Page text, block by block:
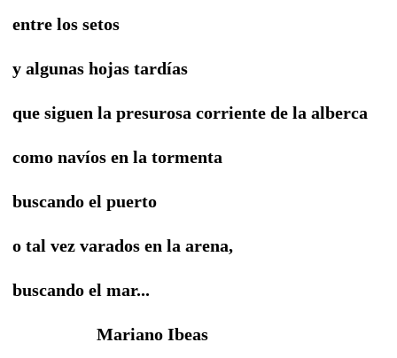
entre los setos
y algunas hojas tardías
que siguen la presurosa corriente de la alberca
como navíos en la tormenta
buscando el puerto
o tal vez varados en la arena,
buscando el mar...
Mariano Ibeas